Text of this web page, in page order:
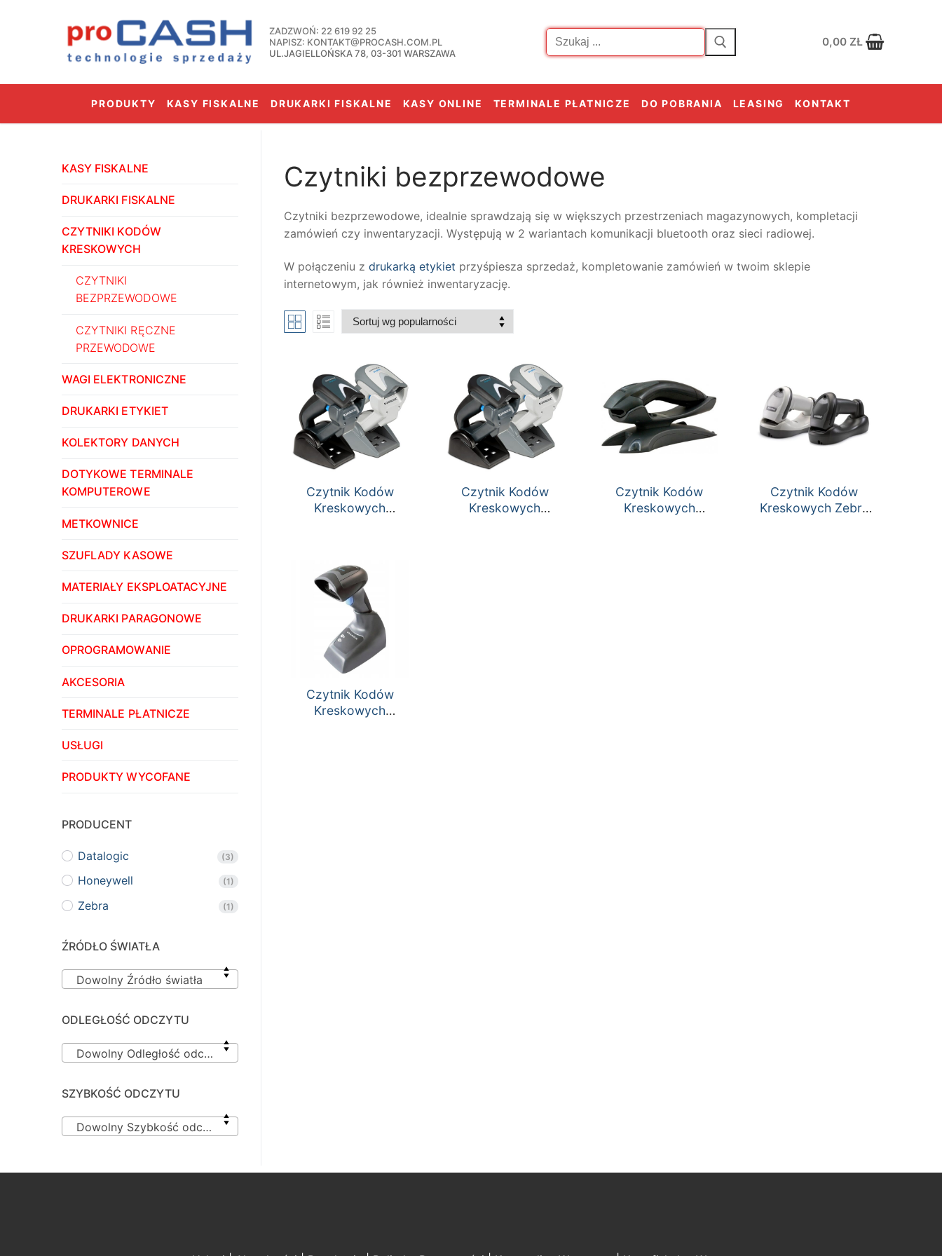
ZADZWOŃ: 22 619 92 25
NAPISZ: KONTAKT@PROCASH.COM.PL
UL.JAGIELLOŃSKA 78, 03-301 WARSZAWA
Szukaj:
0,00 ZŁ
PRODUKTY KASY FISKALNE DRUKARKI FISKALNE KASY ONLINE TERMINALE PŁATNICZE DO POBRANIA LEASING KONTAKT
Czytniki bezprzewodowe
Czytniki bezprzewodowe, idealnie sprawdzają się w większych przestrzeniach magazynowych, kompletacji
zamówień czy inwentaryzacji. Występują w 2 wariantach komunikacji bluetooth oraz sieci radiowej.
W połączeniu z drukarką etykiet przyśpiesza sprzedaż, kompletowanie zamówień w twoim sklepie
internetowym, jak również inwentaryzację.
Czytnik Kodów
Kreskowych
Czytnik Kodów
Kreskowych
Czytnik Kodów
Kreskowych
Czytnik Kodów
Kreskowych Zebra
Czytnik Kodów
Kreskowych
KASY FISKALNE
DRUKARKI FISKALNE
CZYTNIKI KODÓW
KRESKOWYCH
CZYTNIKI
BEZPRZEWODOWE
CZYTNIKI RĘCZNE
PRZEWODOWE
WAGI ELEKTRONICZNE
DRUKARKI ETYKIET
KOLEKTORY DANYCH
DOTYKOWE TERMINALE
KOMPUTEROWE
METKOWNICE
SZUFLADY KASOWE
MATERIAŁY EKSPLOATACYJNE
DRUKARKI PARAGONOWE
OPROGRAMOWANIE
AKCESORIA
TERMINALE PŁATNICZE
USŁUGI
PRODUKTY WYCOFANE
PRODUCENT
Datalogic (3)
Honeywell (1)
Zebra (1)
ŹRÓDŁO ŚWIATŁA
Dowolny Źródło światła
ODLEGŁOŚĆ ODCZYTU
Dowolny Odległość odczytu
SZYBKOŚĆ ODCZYTU
Dowolny Szybkość odczytu